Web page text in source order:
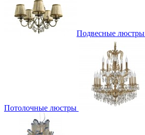
Подвесные люстры
Потолочные люстры